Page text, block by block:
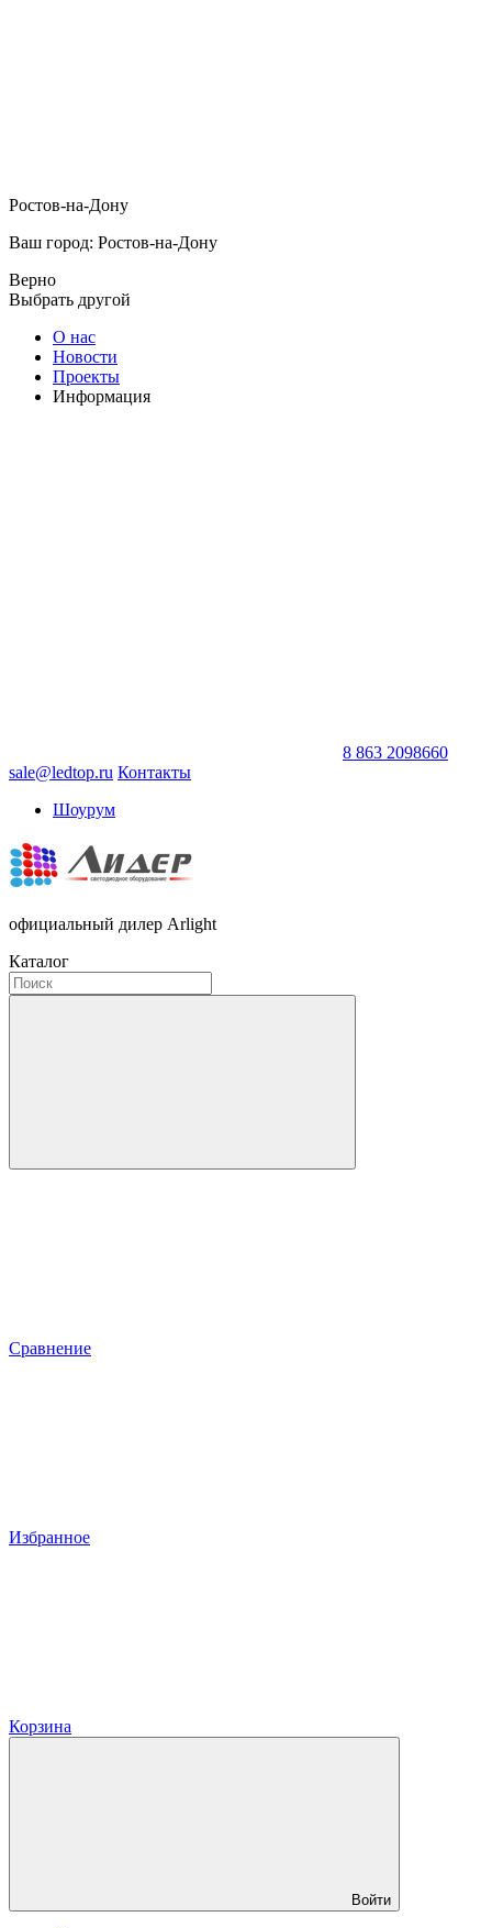
Ростов-на-Дону
Ваш город: Ростов-на-Дону
Верно
Выбрать другой
О нас
Новости
Проекты
Информация
8 863 2098660
sale@ledtop.ru Контакты
Шоурум
официальный дилер Arlight
Каталог
Сравнение
Избранное
Корзина
Войти